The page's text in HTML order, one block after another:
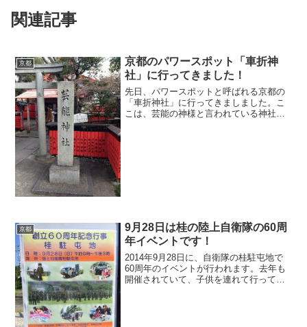
関連記事
京都
京都のパワースポット「車折神
社」に行ってきました！
先日、パワースポットと呼ばれる京都の
「車折神社」に行ってきましました。こ
こは、芸能の神様と言われている神社で
京都
9月28日は桂の陸上自衛隊の60周
年イベントです！
2014年9月28日に、自衛隊の桂駐屯地で
60周年のイベントが行われます。去年も
開催されていて、子供を連れて行って来